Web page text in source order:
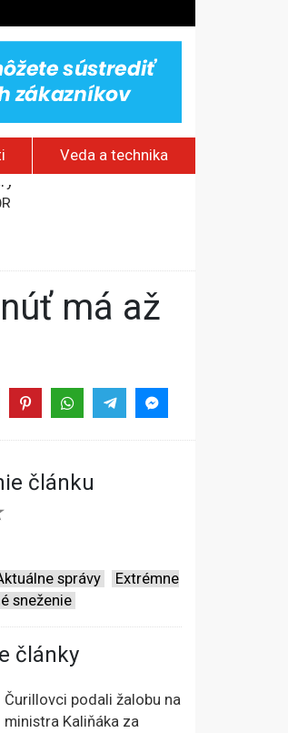
Veda a technika
článku
správy
Extrémne
sneženie
články
Čurillovci podali žalobu na
ministra Kaliňáka za